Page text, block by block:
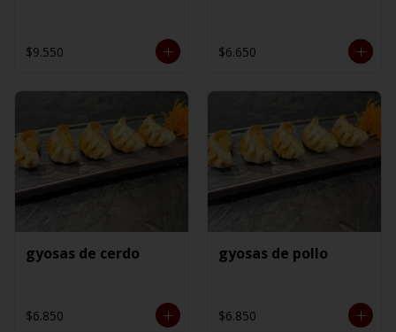
$9.550 $6.650
gyosas de cerdo
$6.850
gyosas de pollo
$6.850